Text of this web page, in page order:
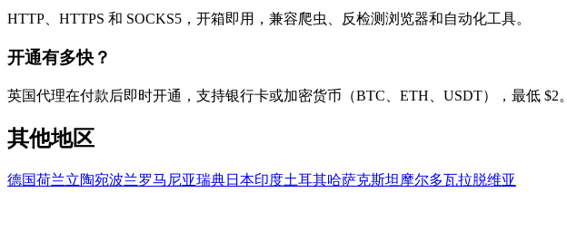
HTTP、HTTPS 和 SOCKS5，开箱即用，兼容爬虫、反检测浏览器和自动化工具。
开通有多快？
英国代理在付款后即时开通，支持银行卡或加密货币（BTC、ETH、USDT），最低 $2。
其他地区
德国荷兰立陶宛波兰罗马尼亚瑞典日本印度土耳其哈萨克斯坦 摩尔多瓦拉脱维亚